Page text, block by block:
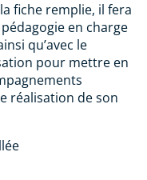
fiche remplie, il fera
en charge
qu’avec le
pour mettre en
réalisation de son